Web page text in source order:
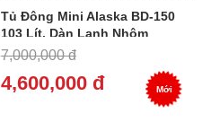
Tủ Đông Mini Alaska BD-150
103 Lít, Dàn Lạnh Nhôm
7,000,000 đ
4,600,000 đ Mới